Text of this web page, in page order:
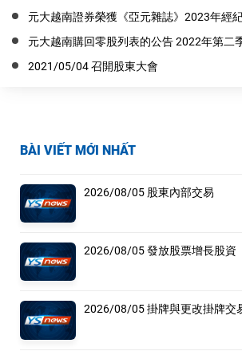
BÀI VIẾT MỚI NHẤT
2026/08/05 股東內部交易
2026/08/05 發放股票增長股資
2026/08/05 掛牌與更改掛牌交
元大越南證券榮獲《亞元雜誌》2023年經
元大越南購回零股列表的公告 2022年第二
2021/05/04 召開股東大會